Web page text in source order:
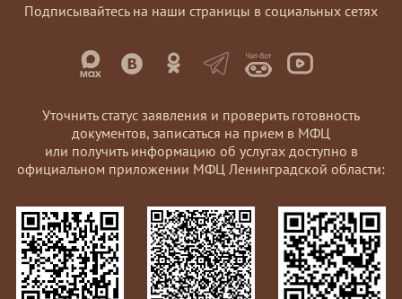
Подписывайтесь на наши страницы в социальных сетях
Уточнить статус заявления и проверить готовность
документов, записаться на прием в МФЦ
или получить информацию об услугах доступно в
официальном приложении МФЦ Ленинградской области: